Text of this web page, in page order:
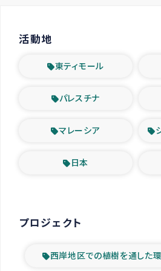
活動地
東ティモール
パレスチナ
マレーシア
日本
プロジェクト
西岸地区での植樹を通した